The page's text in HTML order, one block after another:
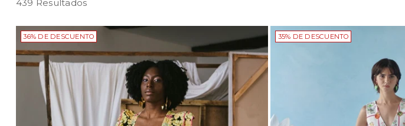
439 Resultados
36% DE DESCUENTO 35% DE DESCUENTO